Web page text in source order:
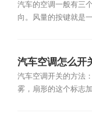
汽车的空调一般有三
向。风量的按键就是
汽车空调怎么开
汽车空调开关的方法
雾，扇形的这个标志